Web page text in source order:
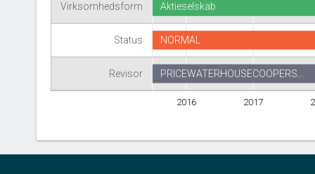
Virksomhedsform
Status
Revisor
2016 2017
Aktieselskab
NORMAL
PRICEWATERHOUSECOOPERS…